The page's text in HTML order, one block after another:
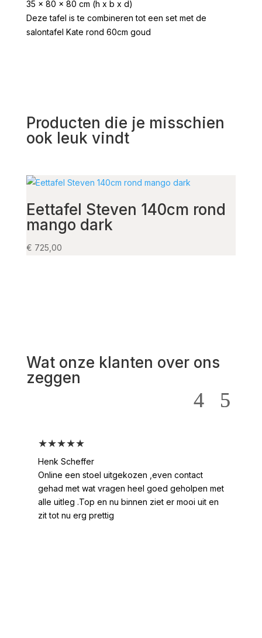
35 x 80 x 80 cm (h x b x d)
Deze tafel is te combineren tot een set met de
salontafel Kate rond 60cm goud
Producten die je misschien
ook leuk vindt
Eettafel Steven 140cm rond
mango dark
€ 725,00
Wat onze klanten over ons
zeggen
★★★★★
Henk Scheffer
Online een stoel uitgekozen ,even contact
gehad met wat vragen heel goed geholpen met
alle uitleg .Top en nu binnen ziet er mooi uit en
zit tot nu erg prettig